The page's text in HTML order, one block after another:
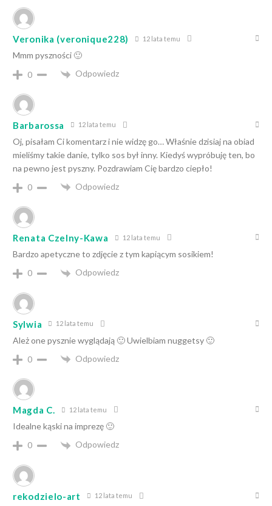
Veronika (veronique228) 12 lata temu
Mmm pyszności 🙂
0
Odpowiedz
Barbarossa 12 lata temu
Oj, pisałam Ci komentarz i nie widzę go… Właśnie dzisiaj na obiad
mieliśmy takie danie, tylko sos był inny. Kiedyś wypróbuję ten, bo
na pewno jest pyszny. Pozdrawiam Cię bardzo ciepło!
0
Odpowiedz
Renata Czelny-Kawa 12 lata temu
Bardzo apetyczne to zdjęcie z tym kapiącym sosikiem!
0
Odpowiedz
Sylwia 12 lata temu
Ależ one pysznie wyglądają 🙂 Uwielbiam nuggetsy 🙂
0
Odpowiedz
Magda C. 12 lata temu
Idealne kąski na imprezę 🙂
0
Odpowiedz
rekodzielo-art 12 lata temu